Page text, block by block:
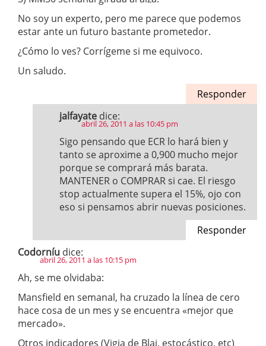
No soy un experto, pero me parece que podemos
estar ante un futuro bastante prometedor.
¿Cómo lo ves? Corrígeme si me equivoco.
Un saludo.
Responder
jalfayate dice:
abril 26, 2011 a las 10:45 pm
Sigo pensando que ECR lo hará bien y
tanto se aproxime a 0,900 mucho mejor
porque se comprará más barata.
MANTENER o COMPRAR si cae. El riesgo
stop actualmente supera el 15%, ojo con
eso si pensamos abrir nuevas posiciones.
Responder
Codorníu dice:
abril 26, 2011 a las 10:15 pm
Ah, se me olvidaba:
Mansfield en semanal, ha cruzado la línea de cero
hace cosa de un mes y se encuentra «mejor que
mercado».
Otros indicadores (Vigia de Blai, estocástico, etc)